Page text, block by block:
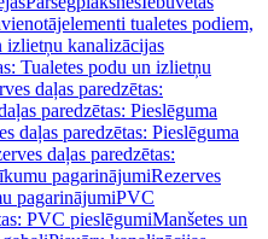
tualetes podiem,
izlietņu kanalizācijas
Tualetes podu un izlietņu
daļas paredzētas:
paredzētas: Pieslēguma
daļas paredzētas: Pieslēguma
daļas paredzētas:
pagarinājumiRezerves
pagarinājumiPVC
PVC pieslēgumiManšetes un